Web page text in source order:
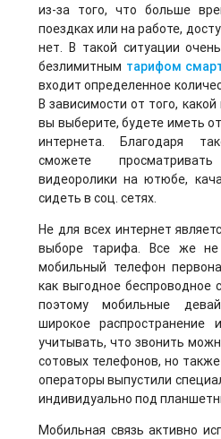
из-за того, что больше
поездках или на работе,
нет. В такой ситуации
безлимитным тарифом
входит определенное
В зависимости от того,
вы выберите, будете иметь
интернета. Благодаря
сможете
видеоролики на ютюбе,
сидеть в соц. сетях.
Не для всех интернет
выборе тарифа. Все же не
мобильный телефон
как выгодное беспроводное
поэтому мобильные
широкое распространение
учитывать, что звонить
сотовых телефонов, но
операторы выпустили
индивидуально под
Мобильная связь активно